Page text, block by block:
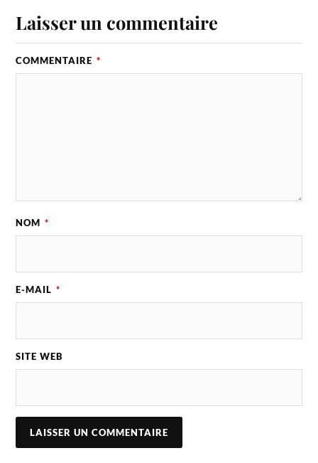
Laisser un commentaire
COMMENTAIRE *
NOM *
E-MAIL *
SITE WEB